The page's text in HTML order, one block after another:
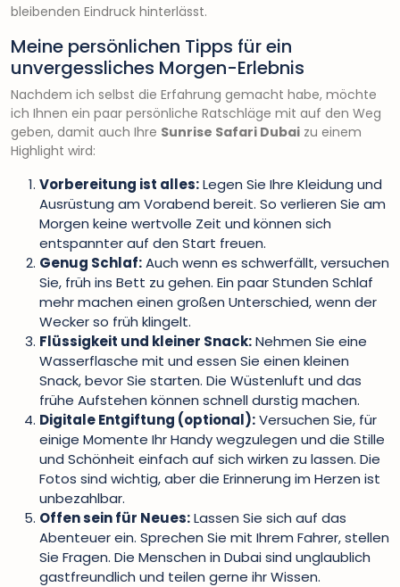
bleibenden Eindruck hinterlässt.
Meine persönlichen Tipps für ein
unvergessliches Morgen-Erlebnis
Nachdem ich selbst die Erfahrung gemacht habe, möchte
ich Ihnen ein paar persönliche Ratschläge mit auf den Weg
geben, damit auch Ihre Sunrise Safari Dubai zu einem
Highlight wird:
Vorbereitung ist alles:Legen Sie Ihre Kleidung und
Ausrüstung am Vorabend bereit. So verlieren Sie am
Morgen keine wertvolle Zeit und können sich
entspannter auf den Start freuen.
Genug Schlaf:Auch wenn es schwerfällt, versuchen
Sie, früh ins Bett zu gehen. Ein paar Stunden Schlaf
mehr machen einen großen Unterschied, wenn der
Wecker so früh klingelt.
Flüssigkeit und kleiner Snack:Nehmen Sie eine
Wasserflasche mit und essen Sie einen kleinen
Snack, bevor Sie starten. Die Wüstenluft und das
frühe Aufstehen können schnell durstig machen.
Digitale Entgiftung (optional):Versuchen Sie, für
einige Momente Ihr Handy wegzulegen und die Stille
und Schönheit einfach auf sich wirken zu lassen. Die
Fotos sind wichtig, aber die Erinnerung im Herzen ist
unbezahlbar.
Offen sein für Neues:Lassen Sie sich auf das
Abenteuer ein. Sprechen Sie mit Ihrem Fahrer, stellen
Sie Fragen. Die Menschen in Dubai sind unglaublich
gastfreundlich und teilen gerne ihr Wissen.